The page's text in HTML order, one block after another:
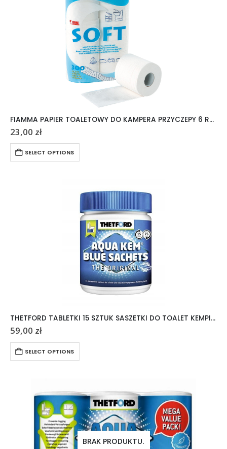
FIAMMA PAPIER TOALETOWY DO KAMPERA PRZYCZEPY 6 ROLEK
23,00 zł
SELECT OPTIONS
THETFORD TABLETKI 15 SZTUK SASZETKI DO TOALET KEMPINGOWYCH AQUA KEM
59,00 zł
SELECT OPTIONS
BRAK PRODUKTU.